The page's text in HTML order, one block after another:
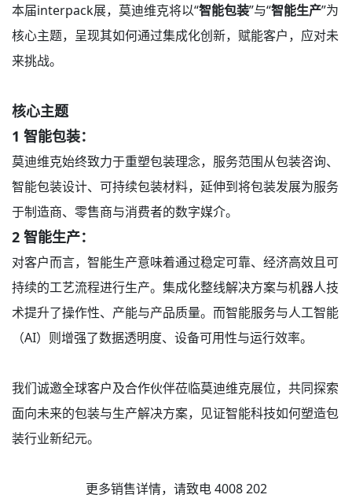
本届interpack展，莫迪维克将以“智能包装”与“智能生产”为
核心主题，呈现其如何通过集成化创新，赋能客户，应对未
来挑战。
核心主题
1 智能包装：
莫迪维克始终致力于重塑包装理念，服务范围从包装咨询、
智能包装设计、可持续包装材料，延伸到将包装发展为服务
于制造商、零售商与消费者的数字媒介。
2 智能生产：
对客户而言，智能生产意味着通过稳定可靠、经济高效且可
持续的工艺流程进行生产。集成化整线解决方案与机器人技
术提升了操作性、产能与产品质量。而智能服务与人工智能
（AI）则增强了数据透明度、设备可用性与运行效率。
我们诚邀全球客户及合作伙伴莅临莫迪维克展位，共同探索
面向未来的包装与生产解决方案，见证智能科技如何塑造包
装行业新纪元。
更多销售详情，请致电 4008 202